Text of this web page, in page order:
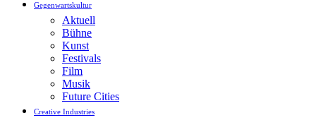
Gegenwartskultur
Aktuell
Bühne
Kunst
Festivals
Film
Musik
Future Cities
Creative Industries